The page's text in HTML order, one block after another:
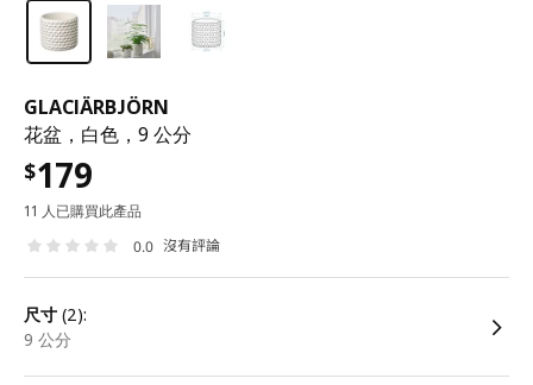
GLACIÄRBJÖRN
花盆，白色，9 公分
$179
11 人已購買此產品
0.0 沒有評論
尺寸 (2):
9 公分